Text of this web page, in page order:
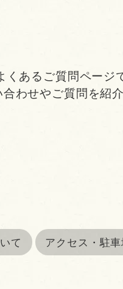
くあるご質問ページ
わせやご質問を紹
て アクセス・駐